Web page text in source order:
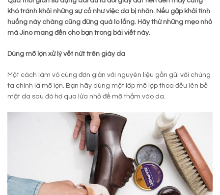
khó tránh khỏi những sự cố như việc da bị nhăn. Nếu gặp khải tình
huống này chàng cũng đừng quá lo lắng. Hãy thử những mẹo nhỏ
mà Jino mang đến cho bạn trong bài viết này.
Dùng mỡ lợn xử lý vết nứt trên giày da
Một cách làm vô cùng đơn giản với nguyên liệu gần gũi với chúng
ta chính là mỡ lợn. Bạn hãy dùng một lớp mỡ lợp thoa đều lên bề
mặt da sau đó hơ qua lửa nhỏ để mỡ thấm vào da.